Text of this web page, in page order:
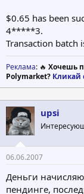
$0.65 has been
4*****3.
Transaction batch
Реклама: 🔥 Хочешь
Polymarket? Кликай
upsi
06.06.2007
Деньги
пендинге,